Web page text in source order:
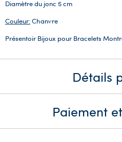
Diamètre du jonc 5 cm
Couleur:Chanvre
Présentoir Bijoux pour Bracelets
Détails
Paiement